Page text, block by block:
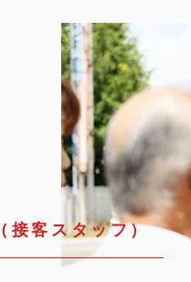
接客スタッフ）